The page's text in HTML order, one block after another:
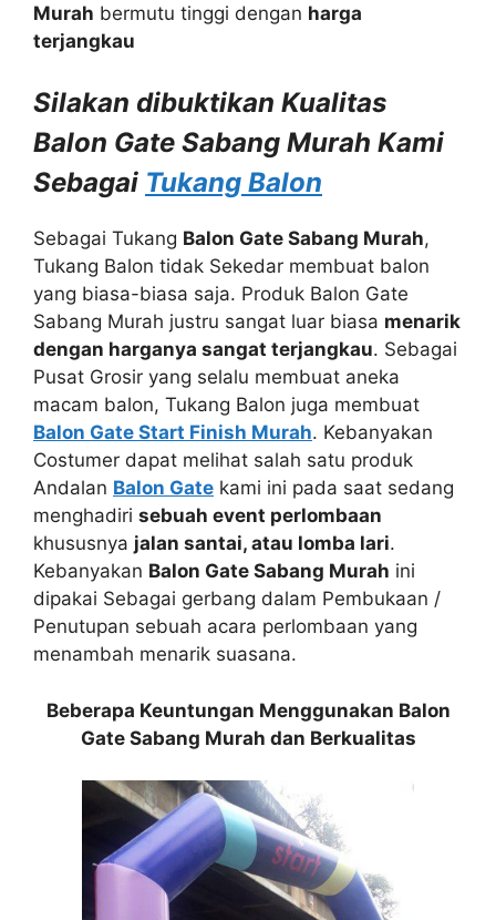
Murah bermutu tinggi dengan harga
terjangkau
Silakan dibuktikan Kualitas
Balon Gate Sabang Murah Kami
Sebagai Tukang Balon
Sebagai Tukang Balon Gate Sabang Murah,
Tukang Balon tidak Sekedar membuat balon
yang biasa-biasa saja. Produk Balon Gate
Sabang Murah justru sangat luar biasa menarik
dengan harganya sangat terjangkau. Sebagai
Pusat Grosir yang selalu membuat aneka
macam balon, Tukang Balon juga membuat
Balon Gate Start Finish Murah. Kebanyakan
Costumer dapat melihat salah satu produk
Andalan Balon Gate kami ini pada saat sedang
menghadiri sebuah event perlombaan
khususnya jalan santai, atau lomba lari.
Kebanyakan Balon Gate Sabang Murah ini
dipakai Sebagai gerbang dalam Pembukaan /
Penutupan sebuah acara perlombaan yang
menambah menarik suasana.
Beberapa Keuntungan Menggunakan Balon
Gate Sabang Murah dan Berkualitas